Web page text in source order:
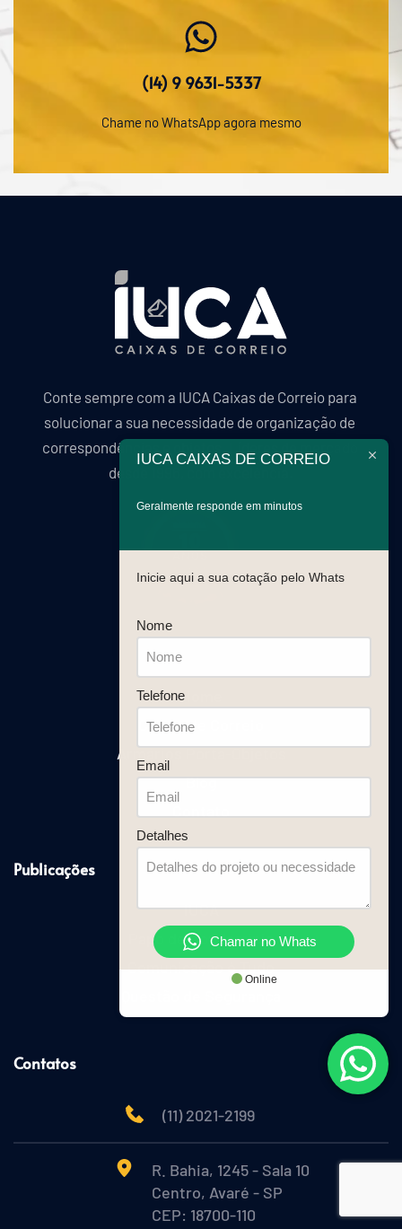
(14) 9 9631-5337
Chame no WhatsApp agora mesmo
Conte sempre com a IUCA Caixas de Correio para
solucionar a sua necessidade de organização de
correspondências e objetos. Líderes de mercado
desde 1996, com excelência.
Home
Caixas de Correio
Armários Porta-Objetos
Blog
Publicações
IUCA
Papo de Condomínio
Comunicação é Tudo
Contatos
(11) 2021-2199
R. Bahia, 1245 - Sala 10
Centro, Avaré - SP
CEP: 18700-110
IUCA CAIXAS DE CORREIO
Geralmente responde em minutos
Inicie aqui a sua cotação pelo Whats
Nome
Telefone
Email
Detalhes
Chamar no Whats
Online